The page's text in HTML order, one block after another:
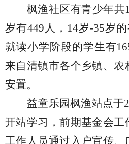
枫渔社区有青少年共
岁有449 人， 14岁-35岁
就读小学阶段的学生有
来自清镇市各个乡镇、农
安置。
益童乐园枫渔站点于
开站学习，前期基金会工
工作人员通过入户宣传、